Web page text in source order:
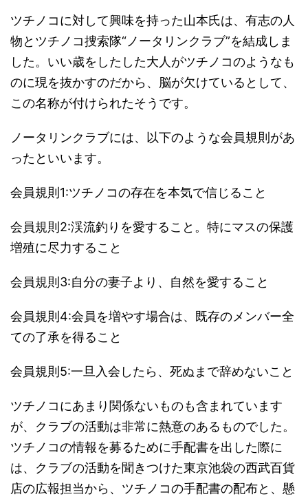
ツチノコに対して興味を持った山本氏は、有志の人
物とツチノコ捜索隊“ノータリンクラブ”を結成しま
した。いい歳をしたした大人がツチノコのようなも
のに現を抜かすのだから、脳が欠けているとして、
この名称が付けられたそうです。
ノータリンクラブには、以下のような会員規則があ
ったといいます。
会員規則1:ツチノコの存在を本気で信じること
会員規則2:渓流釣りを愛すること。特にマスの保護
増殖に尽力すること
会員規則3:自分の妻子より、自然を愛すること
会員規則4:会員を増やす場合は、既存のメンバー全
ての了承を得ること
会員規則5:一旦入会したら、死ぬまで辞めないこと
ツチノコにあまり関係ないものも含まれています
が、クラブの活動は非常に熱意のあるものでした。
ツチノコの情報を募るために手配書を出した際に
は、クラブの活動を聞きつけた東京池袋の西武百貨
店の広報担当から、ツチノコの手配書の配布と、懸